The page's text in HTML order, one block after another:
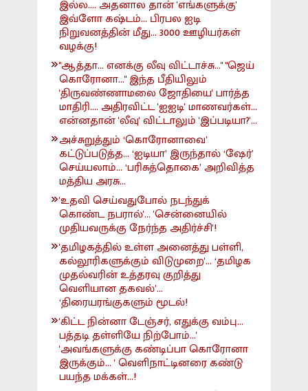
இல்ல.... அதனால தான் 'எங்களுக்கு'
இவ்ளோ கஷ்டம்... பிரபல ஐடி
நிறுவனத்தின் மீது... 3000 ஊழியர்கள்
வழக்கு!
"ஆத்தா... எனக்கு லீவு விட்டாச்சு..." "ஜெய்
கொரோனா..." இந்த பீதியிலும்
'திருவண்ணாமலை ஜோதியை' பார்த்த
மாதிரி.... அதிரவிட்ட 'ஐஐடி' மாணவர்கள்...
என்னதான் 'லீவு' விட்டாலும் 'இப்படியா?'...
அச்சுறுத்தும் ‘கொரோனாவை’
கட்டுப்படுத்த... ‘ஐடியா’ இருந்தால் ‘ஷேர்’
செய்யலாம்... ‘பரிசுத்தொகை’ அறிவித்த
மத்திய அரசு...
'உதவி செய்வதுபோல் நடந்துக்
கொண்ட நபரால்'... 'சென்னையில்
முதியவருக்கு நேர்ந்த அதிர்ச்சி'!
'தமிழகத்தில் உள்ள அனைத்து பள்ளி,
கல்லூரிகளுக்கும் விடுமுறை'... ‘தமிழக
முதல்வரின் உத்தரவு குறித்து
வெளியான தகவல்’...
‘திரையரங்குகளும் மூடல்!
'கிட்ட நின்னா டேஞ்சர், எதுக்கு வம்பு...
பத்தடி தள்ளியே நிற்போம்...'
'அவங்களுக்கு கண்டிப்பா கொரோனா
இருக்கும்... ' வெளிநாட்டினரை கண்டு
பயந்த மக்கள்...!